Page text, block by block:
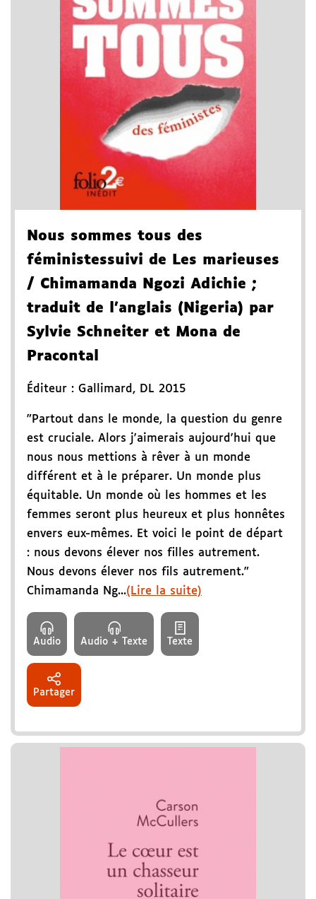
Nous sommes tous des
féministessuivi de Les marieuses
/ Chimamanda Ngozi Adichie ;
traduit de l'anglais (Nigeria) par
Sylvie Schneiter et Mona de
Pracontal
Éditeur : Gallimard , DL 2015
"Partout dans le monde, la question du genre
est cruciale. Alors j'aimerais aujourd'hui que
nous nous mettions à rêver à un monde
différent et à le préparer. Un monde plus
équitable. Un monde où les hommes et les
femmes seront plus heureux et plus honnêtes
envers eux-mêmes. Et voici le point de départ
: nous devons élever nos filles autrement.
Nous devons élever nos fils autrement."
Chimamanda Ng...(Lire la suite)
Audio Audio + Texte Texte
Partager